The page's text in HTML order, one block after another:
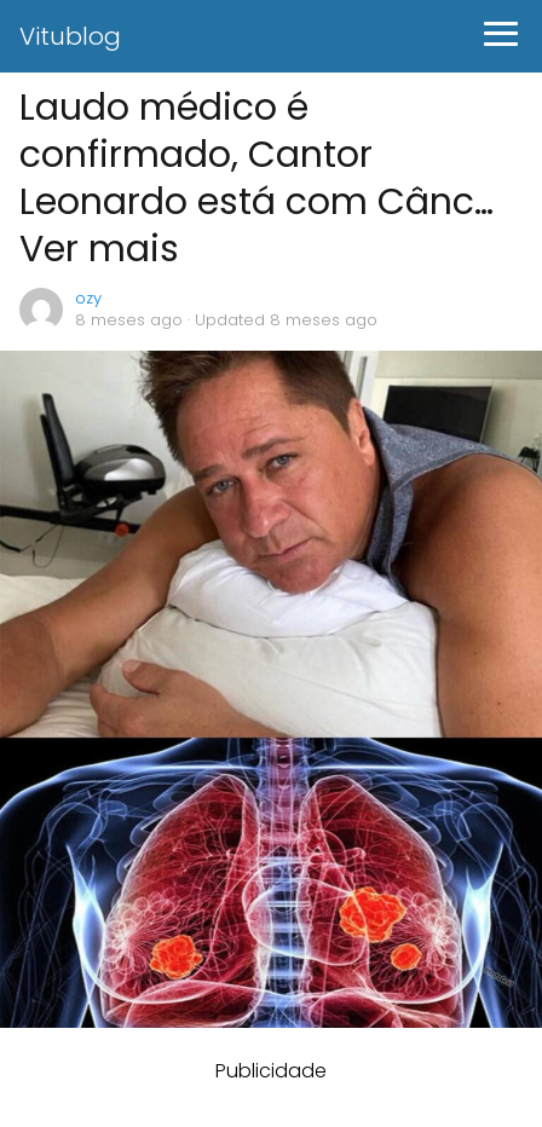
Vitublog
Laudo médico é
confirmado, Cantor
Leonardo está com Cânc…
Ver mais
ozy
8 meses ago · Updated 8 meses ago
Publicidade